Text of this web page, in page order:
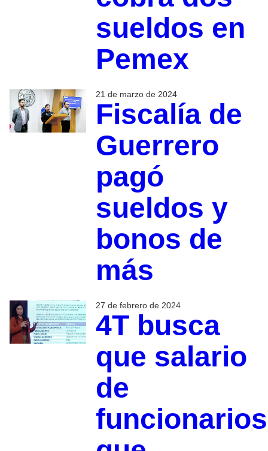
sueldos en
Pemex
21 de marzo de 2024
Fiscalía de
Guerrero
pagó
sueldos y
bonos de
más
27 de febrero de 2024
4T busca
que salario
de
funcionarios